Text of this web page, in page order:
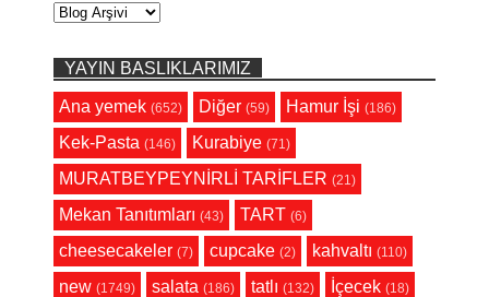
YAYIN BASLIKLARIMIZ
Ana yemek (652) Diğer (59) Hamur İşi (186)
Kek-Pasta (146) Kurabiye (71)
MURATBEYPEYNİRLİ TARİFLER (21)
Mekan Tanıtımları (43) TART (6)
cheesecakeler (7) cupcake (2) kahvaltı (110)
new (1749) salata (186) tatlı (132) İçecek (18)